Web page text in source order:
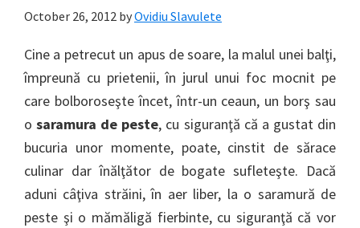
October 26, 2012 byOvidiu Slavulete
Cine a petrecut un apus de soare, la malul unei balţi,
împreună cu prietenii, în jurul unui foc mocnit pe
care bolboroseşte încet, într-un ceaun, un borş sau
osaramura de peste, cu siguranţă că a gustat din
bucuria unor momente, poate, cinstit de sărace
culinar dar înălţător de bogate sufleteşte. Dacă
aduni câţiva străini, în aer liber, la o saramură de
peste şi o mămăligă fierbinte, cu siguranţă că vor